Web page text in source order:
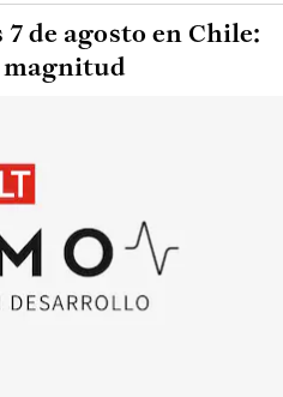
de agosto en Chile:
magnitud